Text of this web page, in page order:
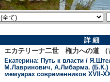
詳 細
エカテリーナ二世 権力への道 （
Екатерина: Путь к власти /
М.Лавринович, А.Либарма.
мемуарах современников XVII-